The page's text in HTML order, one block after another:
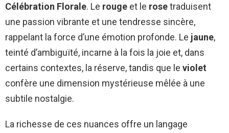
Célébration Florale. Le rouge et le rosetraduisent
une passion vibrante et une tendresse sincère,
rappelant la force d’une émotion profonde. Le jaune,
teinté d’ambiguïté, incarne à la fois la joie et, dans
certains contextes, la réserve, tandis que le violet
confère une dimension mystérieuse mêlée à une
subtile nostalgie.
La richesse de ces nuances offre un langage